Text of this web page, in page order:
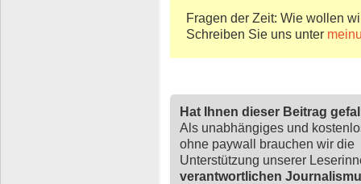
Fragen der Zeit: Wie wollen
Schreiben Sie uns unter
Hat Ihnen dieser Beitrag
Als unabhängiges und
ohne paywall brauchen wir die
Unterstützung unserer
verantwortlichen